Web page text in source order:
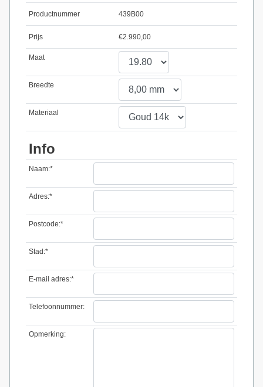
Productnummer 439B00
Prijs €2.990,00
Maat
Breedte
Materiaal
Info
Naam:*
Adres:*
Postcode:*
Stad:*
E-mail adres:*
Telefoonnummer:
Opmerking: